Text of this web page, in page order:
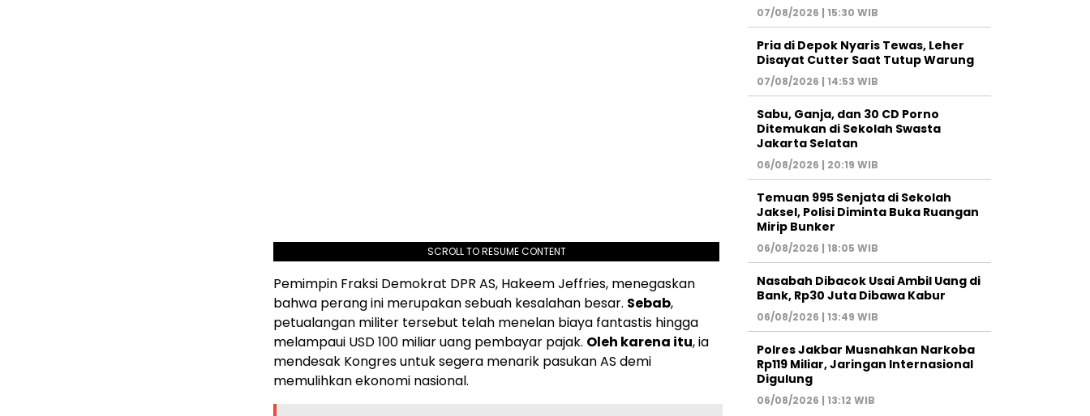
SCROLL TO RESUME CONTENT
Pemimpin Fraksi Demokrat DPR AS, Hakeem Jeffries, menegaskan
bahwa perang ini merupakan sebuah kesalahan besar. Sebab,
petualangan militer tersebut telah menelan biaya fantastis hingga
melampaui USD 100 miliar uang pembayar pajak. Oleh karena itu, ia
mendesak Kongres untuk segera menarik pasukan AS demi
memulihkan ekonomi nasional.
07/08/2026 | 15:30 WIB
Pria di Depok Nyaris Tewas, Leher
Disayat Cutter Saat Tutup Warung
07/08/2026 | 14:53 WIB
Sabu, Ganja, dan 30 CD Porno
Ditemukan di Sekolah Swasta
Jakarta Selatan
06/08/2026 | 20:19 WIB
Temuan 995 Senjata di Sekolah
Jaksel, Polisi Diminta Buka Ruangan
Mirip Bunker
06/08/2026 | 18:05 WIB
Nasabah Dibacok Usai Ambil Uang di
Bank, Rp30 Juta Dibawa Kabur
06/08/2026 | 13:49 WIB
Polres Jakbar Musnahkan Narkoba
Rp119 Miliar, Jaringan Internasional
Digulung
06/08/2026 | 13:12 WIB